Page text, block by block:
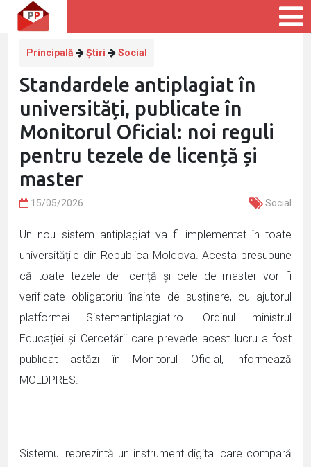
Principală Știri Social
Standardele antiplagiat în
universități, publicate în
Monitorul Oficial: noi reguli
pentru tezele de licență și
master
15/05/2026 Social
Un nou sistem antiplagiat va fi implementat în toate
universitățile din Republica Moldova. Acesta presupune
că toate tezele de licență și cele de master vor fi
verificate obligatoriu înainte de susținere, cu ajutorul
platformei Sistemantiplagiat.ro. Ordinul ministrul
Educației și Cercetării care prevede acest lucru a fost
publicat astăzi în Monitorul Oficial, informează
MOLDPRES.
Sistemul reprezintă un instrument digital care compară